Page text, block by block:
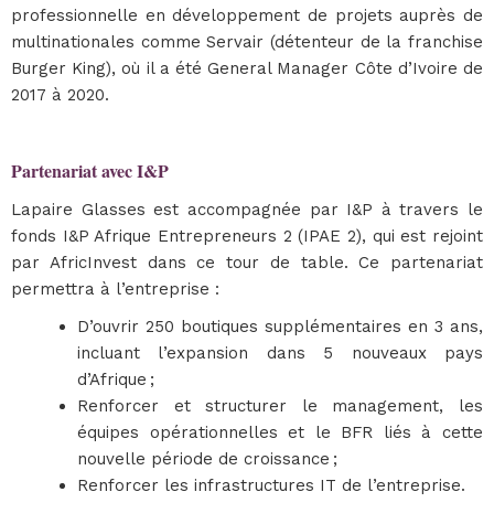
professionnelle en développement de projets auprès de
multinationales comme Servair (détenteur de la franchise
Burger King), où il a été General Manager Côte d’Ivoire de
2017 à 2020.
Partenariat avec I&P
Lapaire Glasses est accompagnée par I&P à travers le
fonds I&P Afrique Entrepreneurs 2 (IPAE 2), qui est rejoint
par AfricInvest dans ce tour de table. Ce partenariat
permettra à l’entreprise :
D’ouvrir 250 boutiques supplémentaires en 3 ans,
incluant l’expansion dans 5 nouveaux pays
d’Afrique ;
Renforcer et structurer le management, les
équipes opérationnelles et le BFR liés à cette
nouvelle période de croissance ;
Renforcer les infrastructures IT de l’entreprise.